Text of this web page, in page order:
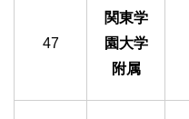
47
関東学
園大学
附属